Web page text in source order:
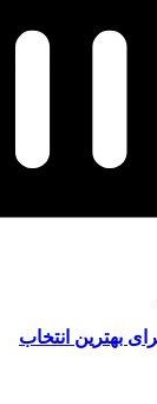
بهترین انتخاب